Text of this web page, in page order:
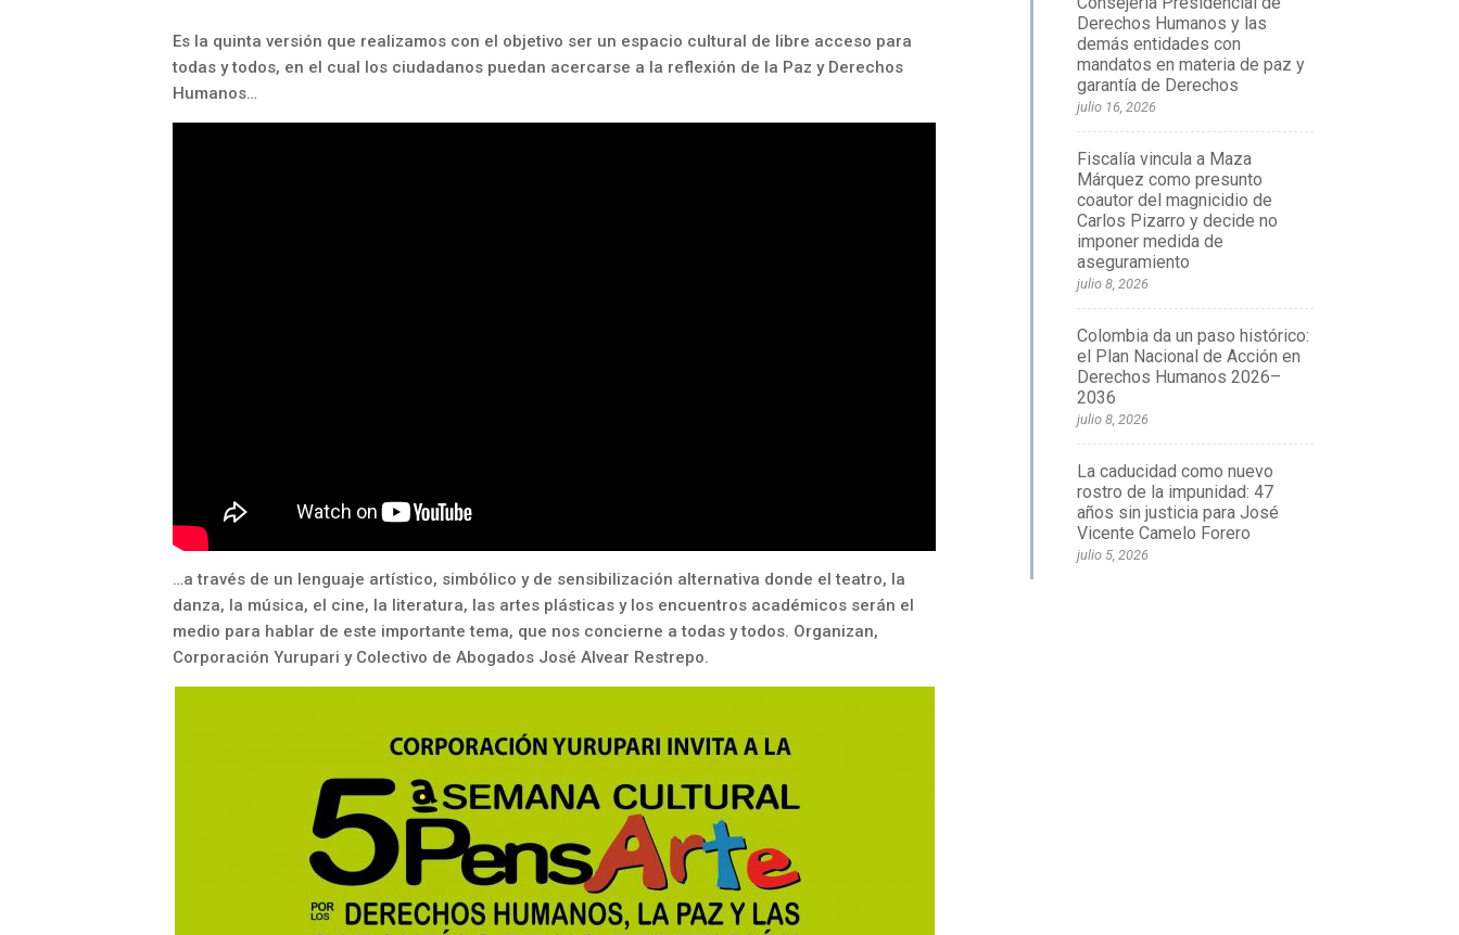
Es la quinta versión que realizamos con el objetivo ser un espacio cultural de libre acceso para
todas y todos, en el cual los ciudadanos puedan acercarse a la reflexión de la Paz y Derechos
Humanos…
…a través de un lenguaje artístico, simbólico y de sensibilización alternativa donde el teatro, la
danza, la música, el cine, la literatura, las artes plásticas y los encuentros académicos serán el
medio para hablar de este importante tema, que nos concierne a todas y todos. Organizan,
Corporación Yurupari y Colectivo de Abogados José Alvear Restrepo.
Derechos Humanos y las
demás entidades con
mandatos en materia de paz y
garantía de Derechos
julio 16, 2026
Fiscalía vincula a Maza
Márquez como presunto
coautor del magnicidio de
Carlos Pizarro y decide no
imponer medida de
aseguramiento
julio 8, 2026
Colombia da un paso histórico:
el Plan Nacional de Acción en
Derechos Humanos 2026–
2036
julio 8, 2026
La caducidad como nuevo
rostro de la impunidad: 47
años sin justicia para José
Vicente Camelo Forero
julio 5, 2026